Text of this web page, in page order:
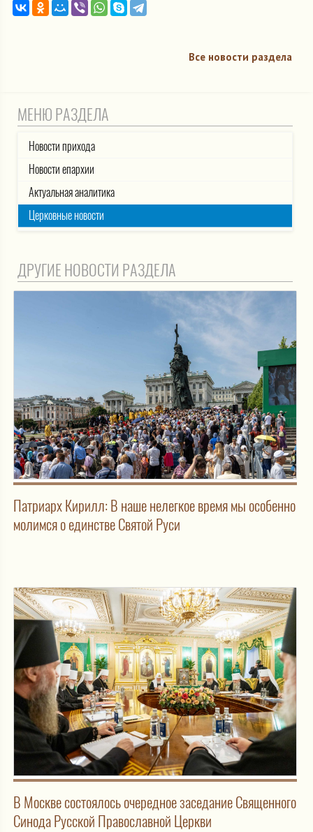
Все новости раздела
МЕНЮ РАЗДЕЛА
Новости прихода
Новости епархии
Актуальная аналитика
Церковные новости
ДРУГИЕ НОВОСТИ РАЗДЕЛА
Патриарх Кирилл: В наше нелегкое время мы особенно
молимся о единстве Святой Руси
В Москве состоялось очередное заседание Священного
Синода Русской Православной Церкви